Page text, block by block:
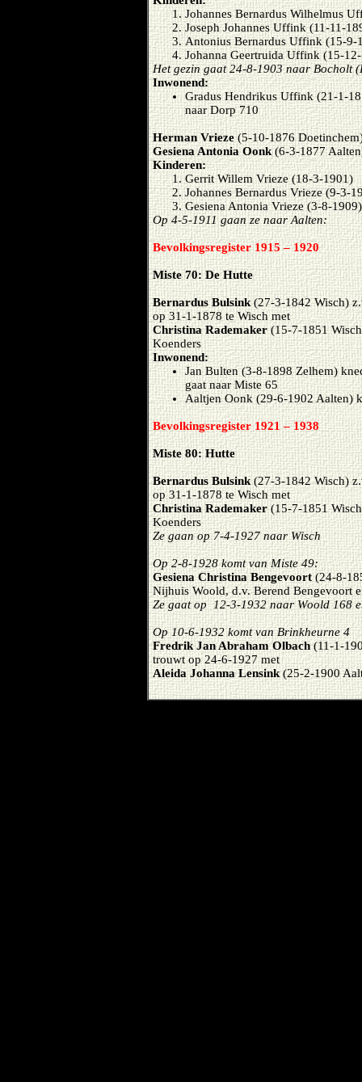
Johannes Bernardus Wilhelmus
Joseph Johannes Uffink (11-11-
Antonius Bernardus Uffink (15-9-
Johanna Geertruida Uffink (15-
Het gezin gaat 24-8-1903 naar Bocholt
Inwonend:
Gradus Hendrikus Uffink (21-1-
naar Dorp 710
Herman Vrieze(5-10-1876
Gesiena Antonia Oonk(6-3-1877
Kinderen:
Gerrit Willem Vrieze (18-3-1901)
Johannes Bernardus Vrieze (9-3-
Gesiena Antonia Vrieze (3-8-1909)
Op 4-5-1911 gaan ze naar Aalten:
Bevolkingsregister 1915 – 1920
Miste 70: De Hutte
Bernardus Bulsink(27-3-1842 Wisch)
op 31-1-1878 te Wisch met
Christina Rademaker(15-7-1851
Koenders
Inwonend:
Jan Bulten (3-8-1898 Zelhem)
gaat naar Miste 65
Aaltjen Oonk (29-6-1902 Aalten)
Bevolkingsregister 1921 – 1938
Miste 80: Hutte
Bernardus Bulsink(27-3-1842 Wisch)
op 31-1-1878 te Wisch met
Christina Rademaker(15-7-1851
Koenders
Ze gaan op 7-4-1927 naar Wisch
Op 2-8-1928 komt van Miste 49:
Gesiena Christina Bengevoort (24-8-
Nijhuis Woold, d.v. Berend Bengevoort
Ze gaat op 12-3-1932 naar Woold 168
Op 10-6-1932 komt van Brinkheurne 4
Fredrik Jan Abraham Olbach(11-1-
trouwt op 24-6-1927 met
Aleida Johanna Lensink(25-2-1900